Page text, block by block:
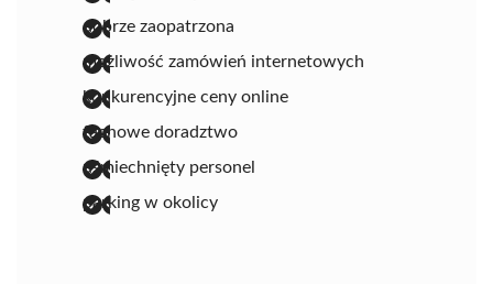
dobrze zaopatrzona
możliwość zamówień internetowych
konkurencyjne ceny online
fachowe doradztwo
uśmiechnięty personel
parking w okolicy